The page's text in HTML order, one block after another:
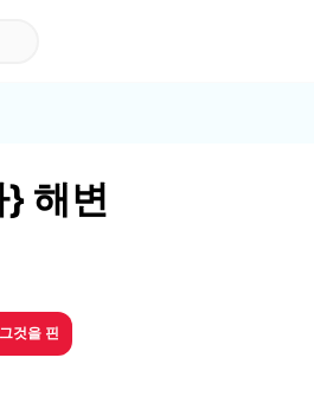
해변
그것을 핀